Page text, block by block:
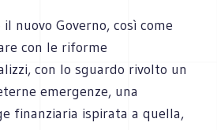
nuovo Governo, così come
con le riforme
con lo sguardo rivolto un
emergenze, una
finanziaria ispirata a quella,